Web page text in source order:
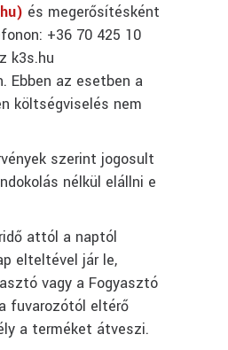
és megerősítésként
+36 70 425 10
k3s.hu
Ebben az esetben a
költségviselés nem
szerint jogosult
nélkül elállni e
attól a naptól
elteltével jár le,
vagy a Fogyasztó
fuvarozótól eltérő
a terméket átveszi.